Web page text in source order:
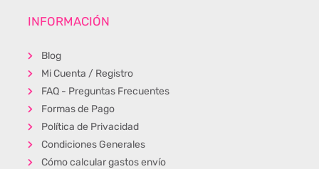
INFORMACIÓN
Blog
Mi Cuenta / Registro
FAQ - Preguntas Frecuentes
Formas de Pago
Política de Privacidad
Condiciones Generales
Cómo calcular gastos envío